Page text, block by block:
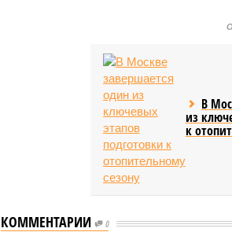
В
из
к
КОММЕНТАРИИ 0